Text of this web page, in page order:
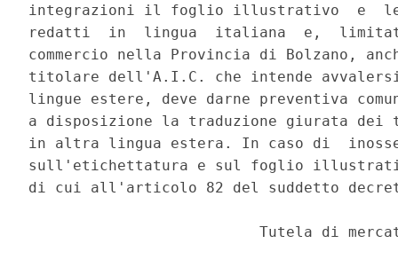
integrazioni il foglio illustrativo  e  le
redatti  in  lingua  italiana  e,
commercio nella Provincia di Bolzano,
titolare dell'A.I.C. che intende avvalersi
lingue estere, deve darne preventiva
a disposizione la traduzione giurata
in altra lingua estera. In caso di
sull'etichettatura e sul foglio
di cui all'articolo 82 del suddetto
Tutela di